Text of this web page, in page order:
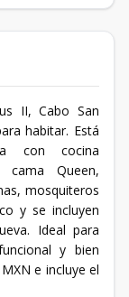
II, Cabo San
habitar. Está
con cocina
cama Queen,
mosquiteros
y se incluyen
Ideal para
y bien
e incluye el